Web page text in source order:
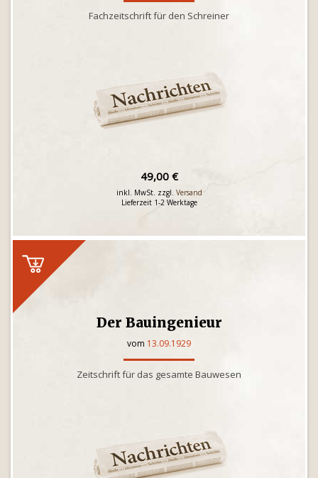
Fachzeitschrift für den Schreiner
49,00 €
inkl. MwSt. zzgl. Versand
Lieferzeit 1-2 Werktage
Der Bauingenieur
vom 13.09.1929
Zeitschrift für das gesamte Bauwesen